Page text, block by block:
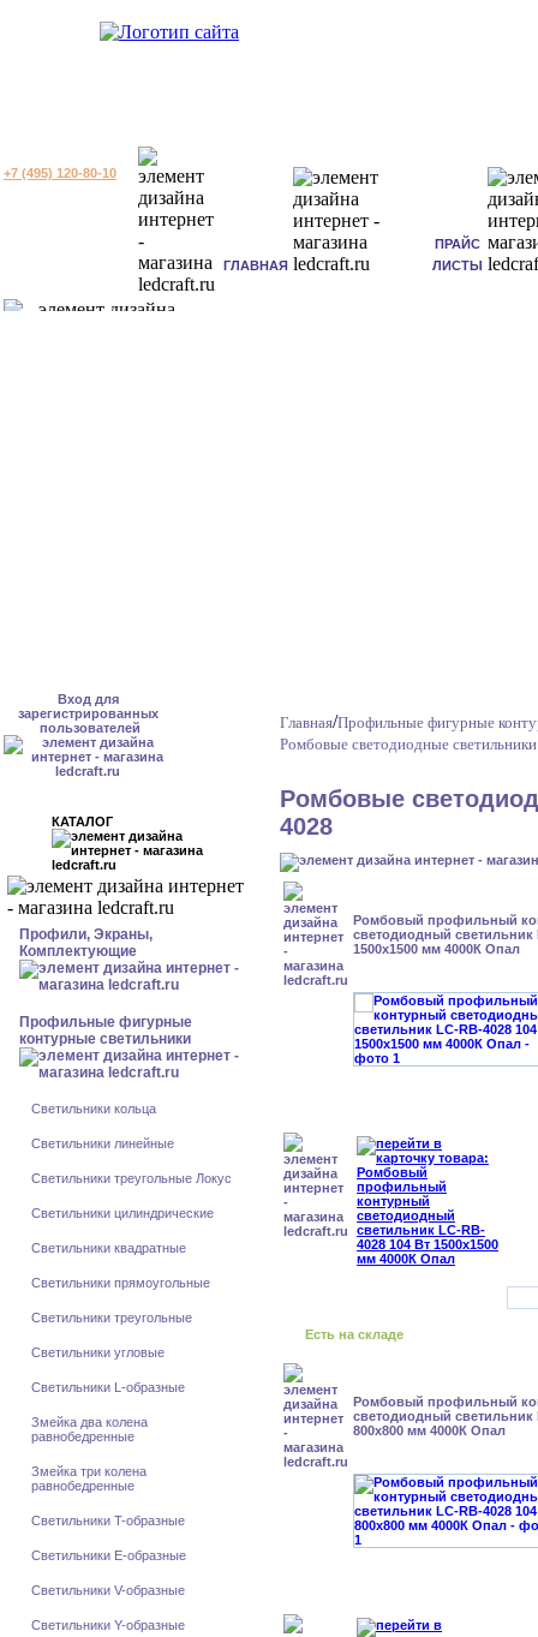
+7 (495) 120-80-10
ГЛАВНАЯ
ПРАЙС
ЛИСТЫ
Вход для
зарегистрированных
пользователей
КАТАЛОГ
Профили, Экраны,
Комплектующие
Профильные фигурные
контурные светильники
Светильники кольца
Светильники линейные
Светильники треугольные Локус
Светильники цилиндрические
Светильники квадратные
Светильники прямоугольные
Светильники треугольные
Светильники угловые
Светильники L-образные
Змейка два колена
равнобедренные
Змейка три колена
равнобедренные
Светильники T-образные
Светильники E-образные
Светильники V-образные
Светильники Y-образные
Главная/Профильные фигурные
Ромбовые светодиодные
Ромбовые
4028
Ромбовый профильный
светодиодный светильник
1500x1500 мм 4000К Опал
Есть на складе
Ромбовый профильный
светодиодный светильник
800x800 мм 4000К Опал